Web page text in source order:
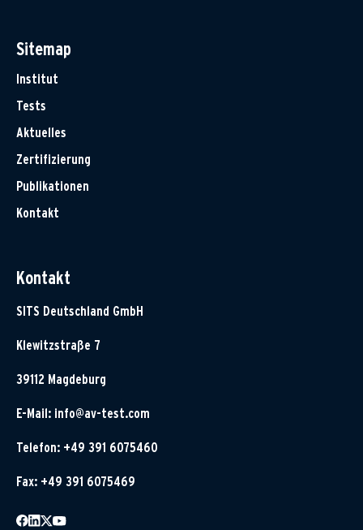
Sitemap
Institut
Tests
Aktuelles
Zertifizierung
Publikationen
Kontakt
Kontakt
SITS Deutschland GmbH
Klewitzstraße 7
39112 Magdeburg
E-Mail: info@av-test.com
Telefon: +49 391 6075460
Fax: +49 391 6075469